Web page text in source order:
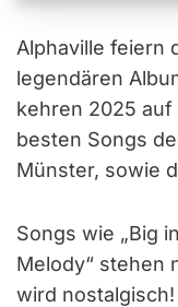
Alphaville feiern
legendären
kehren 2025 auf
besten Songs
Münster, sowie
Songs wie „Big
Melody“ stehen
wird